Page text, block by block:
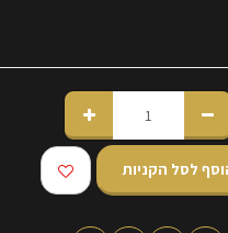
לסל הקניות